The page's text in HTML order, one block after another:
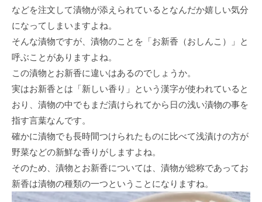
などを注文して漬物が添えられているとなんだか嬉しい気分
になってしまいますよね。
そんな漬物ですが、漬物のことを「お新香（おしんこ）」と
呼ぶことがありますよね。
この漬物とお新香に違いはあるのでしょうか。
実はお新香とは「新しい香り」という漢字が使われていると
おり、漬物の中でもまだ漬けられてから日の浅い漬物の事を
指す言葉なんです。
確かに漬物でも長時間つけられたものに比べて浅漬けの方が
野菜などの新鮮な香りがしますよね。
そのため、漬物とお新香については、漬物が総称であってお
新香は漬物の種類の一つということになりますね。